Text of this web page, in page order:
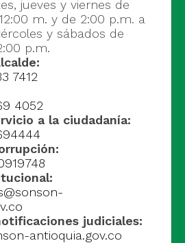
jueves y viernes de
m. y de 2:00 p.m. a
y sábados de
p.m.
7412
4052
a la ciudadanía:
judiciales:
antioquia.gov.co